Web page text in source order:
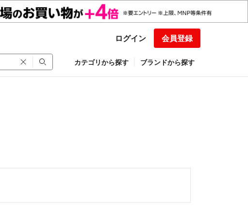
ログイン 会員登録
カテゴリから探す ブランドから探す